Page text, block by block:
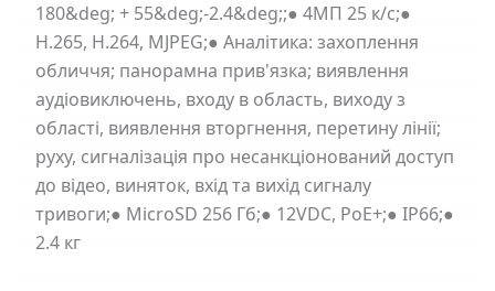
180&deg; + 55&deg;-2.4&deg;;● 4МП 25 к/с;●
H.265, H.264, MJPEG;● Аналітика: захоплення
обличчя; панорамна прив'язка; виявлення
аудіовиключень, входу в область, виходу з
області, виявлення вторгнення, перетину лінії;
руху, сигналізація про несанкціонований доступ
до відео, виняток, вхід та вихід сигналу
тривоги;● MicroSD 256 Гб;● 12VDC, PoE+;● IP66;●
2.4 кг